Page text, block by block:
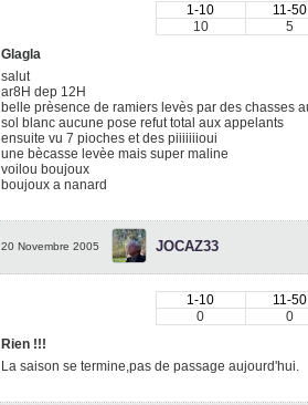
1-10 11-50
10
5
Glagla
salut
ar8H dep 12H
belle prèsence de ramiers levès par des chasses
sol blanc aucune pose refut total aux appelants
ensuite vu 7 pioches et des piiiiiiioui
une bècasse levèe mais super maline
voilou boujoux
boujoux a nanard
20 Novembre 2005 JOCAZ33
1-10 11-50
0
0
Rien !!!
La saison se termine,pas de passage aujourd'hui.